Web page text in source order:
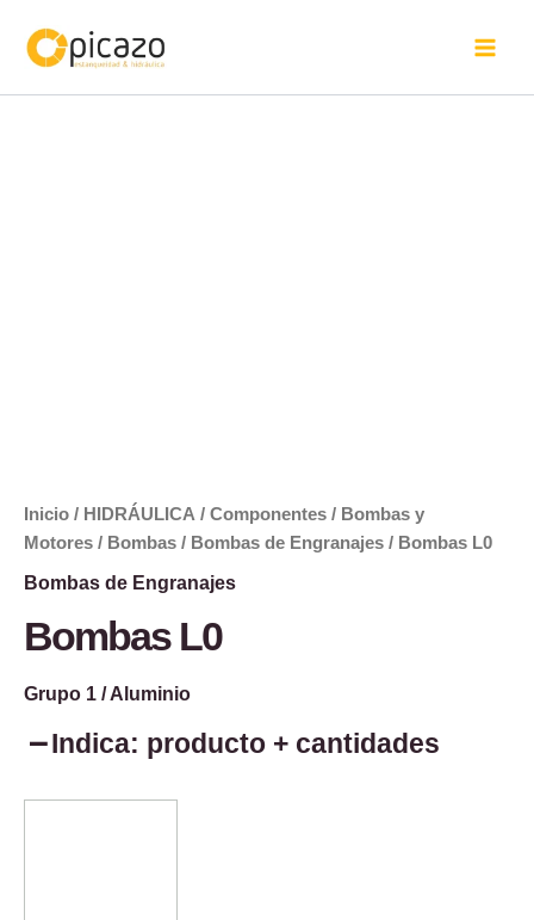
contenido
Inicio / HIDRÁULICA / Componentes / Bombas y
Motores / Bombas / Bombas de Engranajes / Bombas L0
Bombas de Engranajes
Bombas L0
Grupo 1 / Aluminio
Indica: producto + cantidades